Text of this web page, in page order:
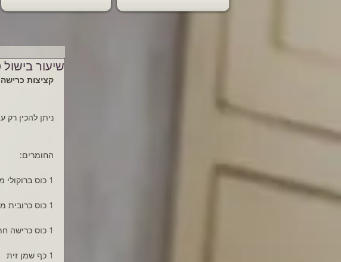
שיעור
קציצות
ניתן להכין
החומרים:
1 כוס ברוקולי מאודה
1 כוס כרובית מאודה
1 כוס כרישה חתוכה ושטופה היטב
1 כף שמן זית